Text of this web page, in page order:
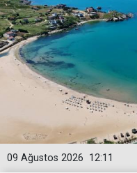
12:11
09 Ağustos 2026